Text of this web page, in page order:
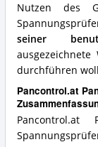
Nutzen des
seiner
durchführen
Pancontrol.at
Pancontrol.at